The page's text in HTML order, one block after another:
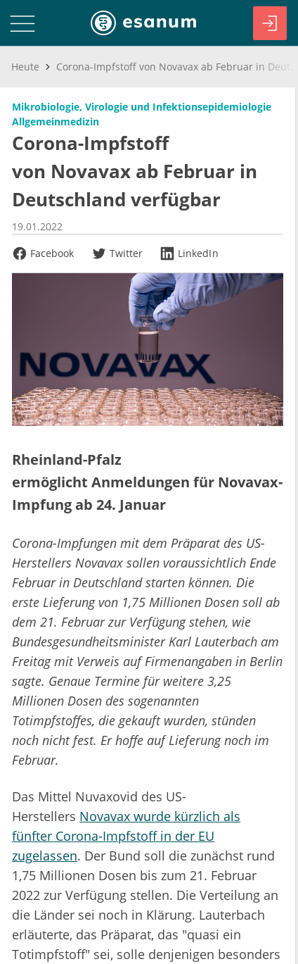
Heute
Mikrobiologie, Virologie und Infektionsepidemiologie
Allgemeinmedizin
Corona-Impfstoff
von Novavax ab Februar in
Deutschland verfügbar
19.01.2022
Facebook
Twitter LinkedIn
Rheinland-Pfalz
ermöglicht Anmeldungen für Novavax-
Impfung ab 24. Januar
Corona-Impfungen mit dem Präparat des US-
Herstellers Novavax sollen voraussichtlich Ende
Februar in Deutschland starten können. Die
erste Lieferung von 1,75 Millionen Dosen soll ab
dem 21. Februar zur Verfügung stehen, wie
Bundesgesundheitsminister Karl Lauterbach am
Freitag mit Verweis auf Firmenangaben in Berlin
sagte. Genaue Termine für weitere 3,25
Millionen Dosen des sogenannten
Totimpfstoffes, die gekauft wurden, stünden
noch nicht fest. Er hoffe auf Lieferung noch im
Februar.
Das Mittel Nuvaxovid des US-
Herstellers Novavax wurde kürzlich als
fünfter Corona-Impfstoff in der EU
zugelassen. Der Bund soll die zunächst rund
1,75 Millionen Dosen bis zum 21. Februar
2022 zur Verfügung stellen. Die Verteilung an
die Länder sei noch in Klärung. Lauterbach
erläuterte, das Präparat, das "quasi ein
Totimpfstoff" sei, solle denjenigen besonders